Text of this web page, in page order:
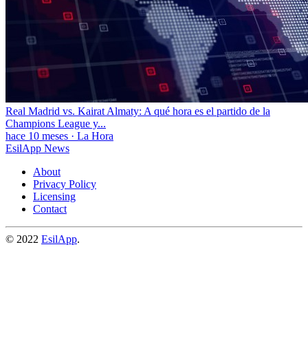
Real Madrid vs. Kairat Almaty: A qué hora es el partido de la
Champions League y...
hace 10 meses · La Hora
EsilApp News
About
Privacy Policy
Licensing
Contact
© 2022 EsilApp.